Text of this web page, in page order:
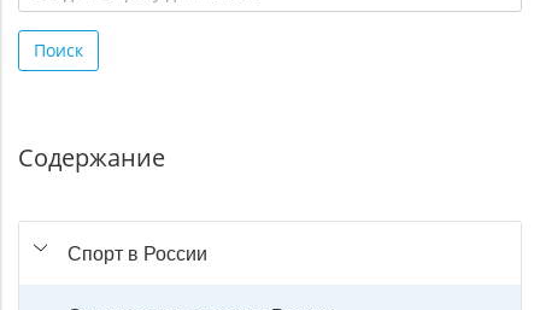
строку
для
Поиск
Содержание
Спорт в России